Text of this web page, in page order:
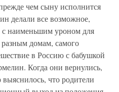
чем сыну исполнится
делали все возможное,
наименьшим уроном для
домам, самого
в Россию с бабушкой
Когда они вернулись,
что родители